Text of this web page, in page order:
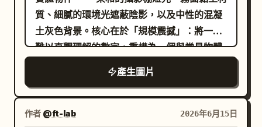
無可讀文字、無 Logo、無浮水印。任何介面
標記應僅為抽象線條、點、網格與空白卡片。
構圖限制：將主要元素群組置於略偏右側，保
持從平放的前景平板到懸浮背景面板的強烈深
度層次，將雲朵圖示保留在右上角，並保持最
左側背景的簡潔。
質、細膩的環境光遮蔽陰影，以及中性的混凝
土灰色背景。核心在於「規模震撼」：將一個
難以直觀理解的數字，重構為一個與常見物體
對比的具體量體（例如：
將人類歷史上開採的所有黃金堆疊成一個立方體，
並放置在一輛校車旁
定，並配以簡短的說明文字，以乾淨的無襯線
產生圖片
作者 @ft-lab 2026年6月15日